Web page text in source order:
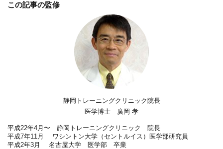
この記事の監修
静岡トレーニングクリニック院長
医学博士 廣岡 孝
平成22年4月〜 静岡トレーニングクリニック 院長
平成7年11月 ワシントン大学（セントルイス）医学部研究員
平成2年3月 名古屋大学 医学部 卒業